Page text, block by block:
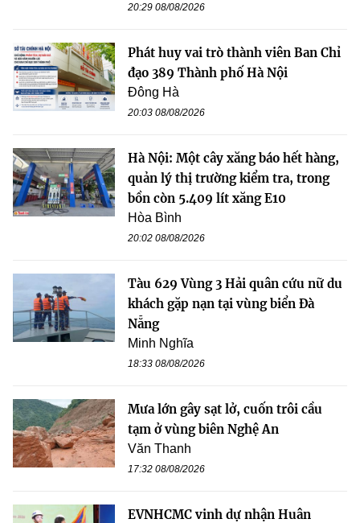
20:29 08/08/2026
Phát huy vai trò thành viên Ban Chỉ
đạo 389 Thành phố Hà Nội
Đông Hà
20:03 08/08/2026
Hà Nội: Một cây xăng báo hết hàng,
quản lý thị trường kiểm tra, trong
bồn còn 5.409 lít xăng E10
Hòa Bình
20:02 08/08/2026
Tàu 629 Vùng 3 Hải quân cứu nữ du
khách gặp nạn tại vùng biển Đà
Nẵng
Minh Nghĩa
18:33 08/08/2026
Mưa lớn gây sạt lở, cuốn trôi cầu
tạm ở vùng biên Nghệ An
Văn Thanh
17:32 08/08/2026
EVNHCMC vinh dự nhận Huân